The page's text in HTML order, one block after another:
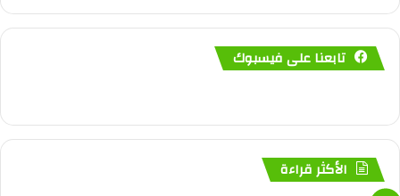
تابعنا على فيسبوك
الأكثر قراءة